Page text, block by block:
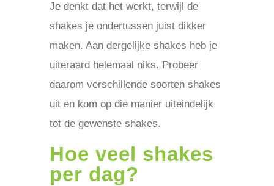
Je denkt dat het werkt, terwijl de
shakes je ondertussen juist dikker
maken. Aan dergelijke shakes heb je
uiteraard helemaal niks. Probeer
daarom verschillende soorten shakes
uit en kom op die manier uiteindelijk
tot de gewenste shakes.
Hoe veel shakes
per dag?